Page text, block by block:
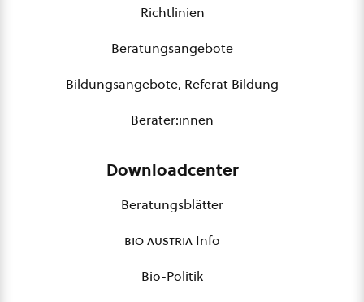
Richtlinien
Beratungsangebote
Bildungsangebote, Referat Bildung
Berater:innen
Downloadcenter
Beratungsblätter
bio austria Info
Bio-Politik